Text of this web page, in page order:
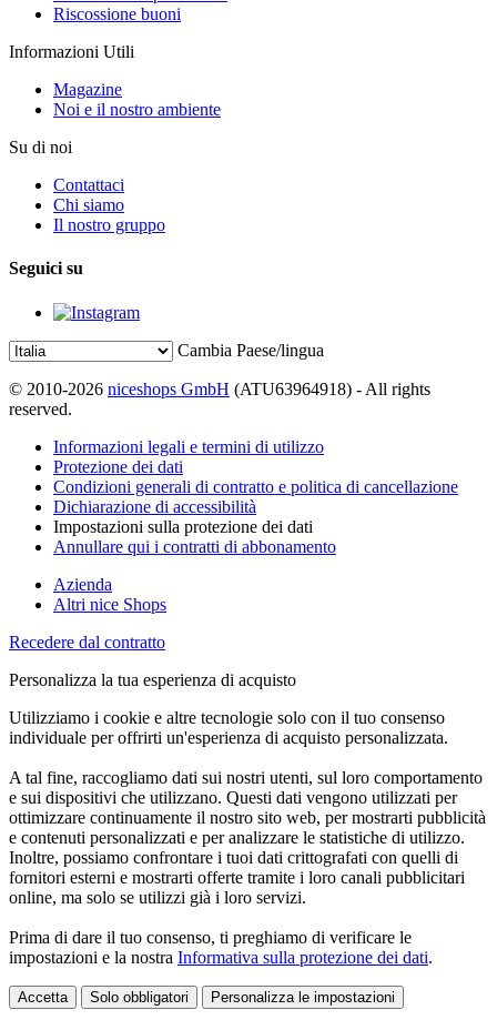
Riscossione buoni
Informazioni Utili
Magazine
Noi e il nostro ambiente
Su di noi
Contattaci
Chi siamo
Il nostro gruppo
Seguici su
Cambia Paese/lingua
© 2010-2026 niceshops GmbH (ATU63964918) - All rights
reserved.
Informazioni legali e termini di utilizzo
Protezione dei dati
Condizioni generali di contratto e politica di cancellazione
Dichiarazione di accessibilità
Impostazioni sulla protezione dei dati
Annullare qui i contratti di abbonamento
Azienda
Altri nice Shops
Recedere dal contratto
Personalizza la tua esperienza di acquisto
Utilizziamo i cookie e altre tecnologie solo con il tuo consenso
individuale per offrirti un'esperienza di acquisto personalizzata.
A tal fine, raccogliamo dati sui nostri utenti, sul loro comportamento
e sui dispositivi che utilizzano. Questi dati vengono utilizzati per
ottimizzare continuamente il nostro sito web, per mostrarti pubblicità
e contenuti personalizzati e per analizzare le statistiche di utilizzo.
Inoltre, possiamo confrontare i tuoi dati crittografati con quelli di
fornitori esterni e mostrarti offerte tramite i loro canali pubblicitari
online, ma solo se utilizzi già i loro servizi.
Prima di dare il tuo consenso, ti preghiamo di verificare le
impostazioni e la nostra Informativa sulla protezione dei dati.
Accetta Solo obbligatori Personalizza le impostazioni